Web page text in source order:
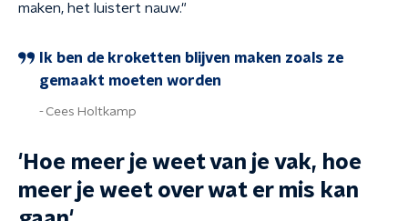
maken, het luistert nauw."
Ik ben de kroketten blijven maken zoals ze
gemaakt moeten worden
Cees Holtkamp
'Hoe meer je weet van je vak, hoe
meer je weet over wat er mis kan